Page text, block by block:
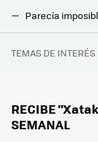
TEMAS DE INTERÉS
RECIBE
SEMANAL